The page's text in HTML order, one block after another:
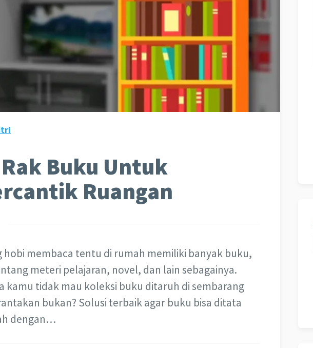
Buku Untuk
Ruangan
hobi membaca tentu di rumah memiliki banyak buku,
meteri pelajaran, novel, dan lain sebagainya.
kamu tidak mau koleksi buku ditaruh di sembarang
bukan? Solusi terbaik agar buku bisa ditata
dengan…